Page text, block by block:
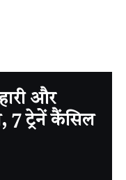
और
7 ट्रेनें कैंसिल